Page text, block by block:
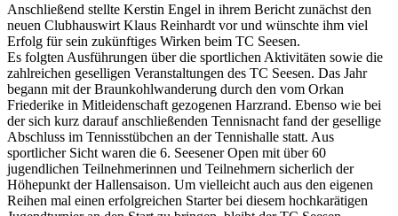
Anschließend stellte Kerstin Engel in ihrem Bericht zunächst den
neuen Clubhauswirt Klaus Reinhardt vor und wünschte ihm viel
Erfolg für sein zukünftiges Wirken beim TC Seesen.
Es folgten Ausführungen über die sportlichen Aktivitäten sowie die
zahlreichen geselligen Veranstaltungen des TC Seesen. Das Jahr
begann mit der Braunkohlwanderung durch den vom Orkan
Friederike in Mitleidenschaft gezogenen Harzrand. Ebenso wie bei
der sich kurz darauf anschließenden Tennisnacht fand der gesellige
Abschluss im Tennisstübchen an der Tennishalle statt. Aus
sportlicher Sicht waren die 6. Seesener Open mit über 60
jugendlichen Teilnehmerinnen und Teilnehmern sicherlich der
Höhepunkt der Hallensaison. Um vielleicht auch aus den eigenen
Reihen mal einen erfolgreichen Starter bei diesem hochkarätigen